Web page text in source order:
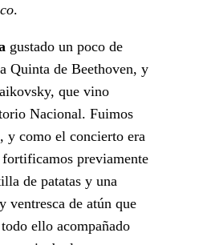
.
gustado un poco de
Quinta de Beethoven, y
que vino
Nacional. Fuimos
y como el concierto era
previamente
de patatas y una
ventresca de atún que
ello acompañado